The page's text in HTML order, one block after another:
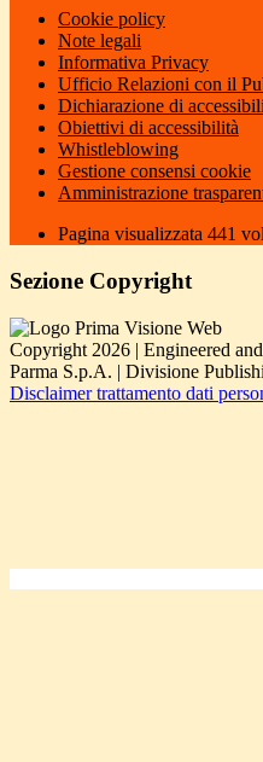
Cookie policy
Note legali
Informativa Privacy
Ufficio Relazioni con il
Dichiarazione di
Obiettivi di accessibilità
Whistleblowing
Gestione consensi cookie
Amministrazione
Pagina visualizzata 441
Sezione Copyright
Copyright 2026 | Engineered
Parma S.p.A. | Divisione
Disclaimer trattamento dati